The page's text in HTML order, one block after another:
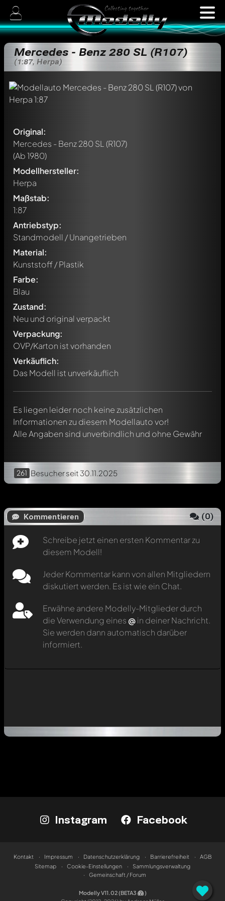
Mercedes - Benz 280 SL (R107)
(1:87, Herpa)
Original:
Mercedes - Benz 280 SL (R107)
(Ab 1980)
Modellhersteller:
Herpa
Maßstab:
1:87
Antriebstyp:
Standmodell / Unangetrieben
Material:
Kunststoff / Plastik
Farbe:
Blau
Zustand:
Neu und original verpackt
Verpackung:
OVP/Karton ist vorhanden
Verkäuflich:
Das Modell ist unverkäuflich
Es liegen leider noch keine zusätzlichen
Informationen zu diesem Modellauto vor!
Alle Angaben sind unverbindlich und ohne Gewähr
261 Besucherseit 30.11.2025
Kommentieren (0)
Schreibe jetzt einen ersten Kommentar zu
diesem Modell!
Jeder Kommentar kann von allen Mitgliedern
diskutiert werden. Es ist wie ein Chat.
Erwähne andere Modelly-Mitglieder durch
die Verwendung eines @in deiner Nachricht.
Sie werden dann automatisch darüber
informiert.
Schreibe jetzt einen ersten Kommentar zu diesem Modell!
Jeder Kommentar kann von allen Mitgliedern diskutiert
werden. Es ist wie ein Chat.
Erwähne andere Modelly-Mitglieder durch die
automatisch darüber informiert.
Instagram Facebook
Kontakt Impressum Datenschutzerklärung Barrierefreiheit
AGB
Sitemap
Cookie-Einstellungen
Sammlungsverwaltung
Gemeinschaft / Forum
Modelly V11.02 (BETA3
)